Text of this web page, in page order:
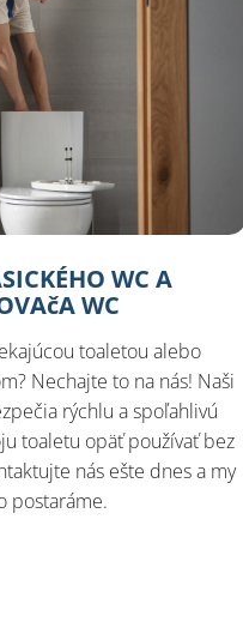
WC A
WC
toaletou alebo
Nechajte to na nás! Naši
rýchlu a spoľahlivú
toaletu opäť používať bez
nás ešte dnes a my
postaráme.